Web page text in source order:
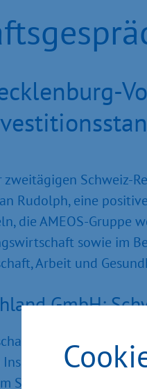
zweitägigen Schweiz-
Rudolph, eine
die AMEOS-
sowie im
Arbeit und
GmbH:
in
Standort Schwerin